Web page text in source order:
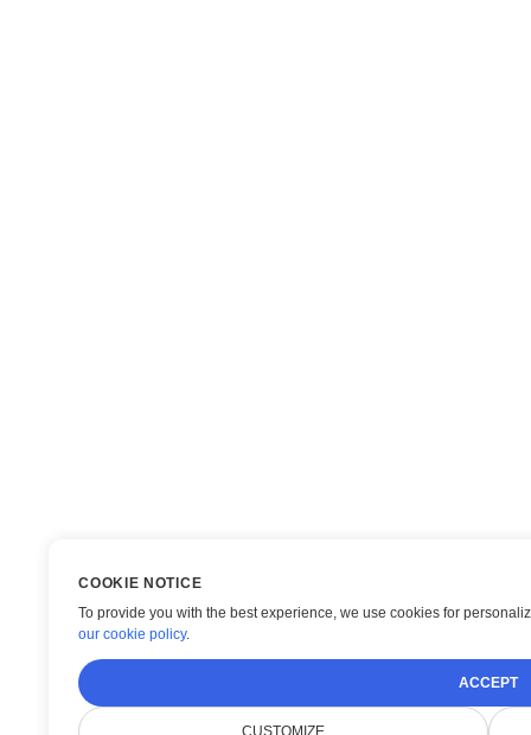
COOKIE NOTICE
To provide you with the best experience, we use cookies for
our cookie policy.
ACCEPT
CUSTOMIZE